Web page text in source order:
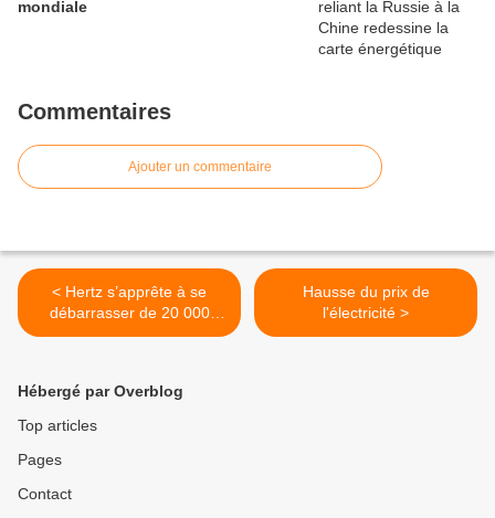
mondiale
Commentaires
Ajouter un commentaire
< Hertz s’apprête à se
débarrasser de 20 000
Tesla et voitures électriques
Hausse du prix de
l'électricité >
Hébergé par Overblog
Top articles
Pages
Contact